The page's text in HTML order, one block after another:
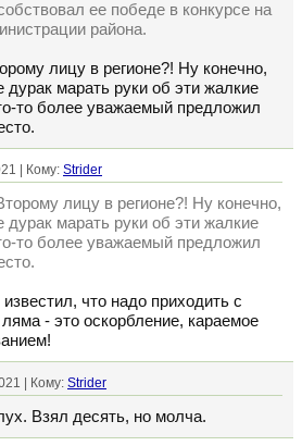
ее победе в конкурсе на
района.
лицу в регионе?! Ну конечно,
дурак марать руки об эти жалкие
то более уважаемый предложил
| Кому: Strider
лицу в регионе?! Ну конечно,
дурак марать руки об эти жалкие
то более уважаемый предложил
что надо приходить с
- это оскорбление, караемое
| Кому: Strider
Взял десять, но молча.